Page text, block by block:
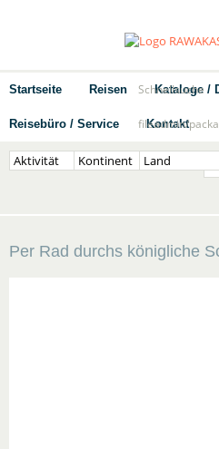
Startseite Reisen Kataloge /
Reisebüro / Service Kontakt
Schnellsuche
fileadmin/
Per Rad durchs königliche